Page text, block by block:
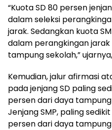
“Kuota SD 80 persen
dalam seleksi
jarak. Sedangkan kuota
dalam perangkingan jarak
tampung sekolah,”
Kemudian, jalur afirmasi
pada jenjang SD paling
persen dari daya
Jenjang SMP, paling
persen dari daya